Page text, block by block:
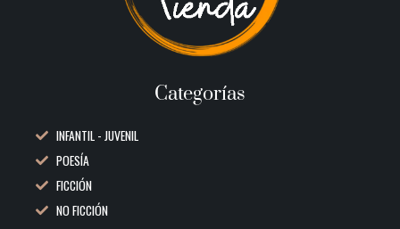
Categorías
INFANTIL - JUVENIL
POESÍA
FICCIÓN
NO FICCIÓN